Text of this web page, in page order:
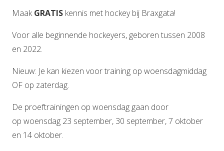
Maak GRATIS kennis met hockey bij Braxgata!
Voor alle beginnende hockeyers, geboren tussen 2008
en 2022.
Nieuw: Je kan kiezen voor training op woensdagmiddag
OF op zaterdag.
De proeftrainingen op woensdag gaan door
op woensdag 23 september, 30 september, 7 oktober
en 14 oktober.